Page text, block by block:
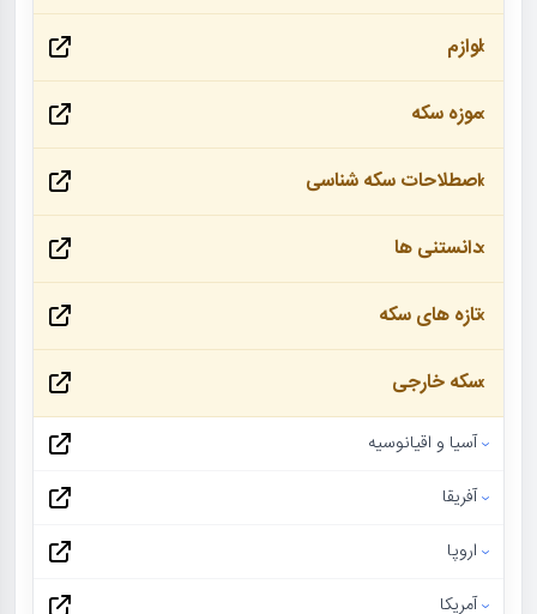
لوازم
موزه سکه
اصطلاحات سکه شناسی
دانستنی ها
تازه های سکه
سکه خارجی
آسیا و اقیانوسیه
آفریقا
اروپا
آمریکا